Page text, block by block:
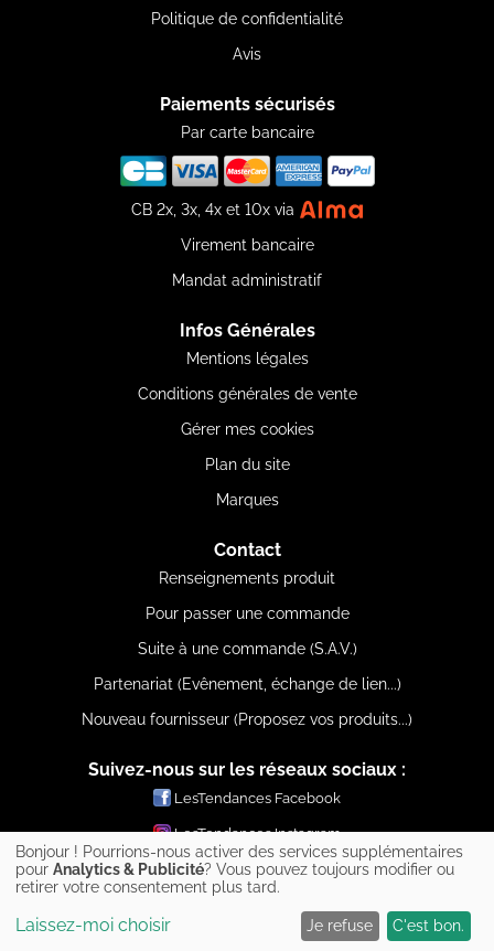
Politique de confidentialité
Avis
Paiements sécurisés
Par carte bancaire
CB 2x, 3x, 4x et 10x via
Virement bancaire
Mandat administratif
Infos Générales
Mentions légales
Conditions générales de vente
Gérer mes cookies
Plan du site
Marques
Contact
Renseignements produit
Pour passer une commande
Suite à une commande (S.A.V.)
Partenariat (Evênement, échange de lien...)
Nouveau fournisseur (Proposez vos produits...)
Suivez-nous sur les réseaux sociaux :
LesTendances Facebook
LesTendances Instagram
LesTendances Pinterest
LesTendances Youtube
Bonjour ! Pourrions-nous activer des services supplémentaires
pour Analytics & Publicité? Vous pouvez toujours modifier ou
retirer votre consentement plus tard.
Laissez-moi choisir Je refuse C'est bon.